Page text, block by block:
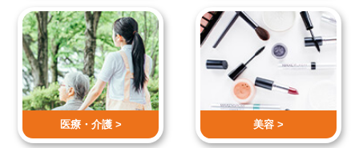
医療・介護 > 美容 >